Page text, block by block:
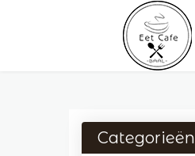
Categorieën